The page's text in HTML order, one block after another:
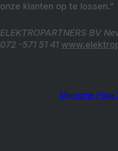
onze klanten op te lossen.”
ELEKTROPARTNERS BV
072 -571 51 41
Magazine Page